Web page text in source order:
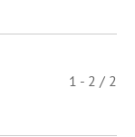
1 - 2 / 2